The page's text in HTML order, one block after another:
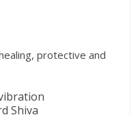
protective and
Shiva